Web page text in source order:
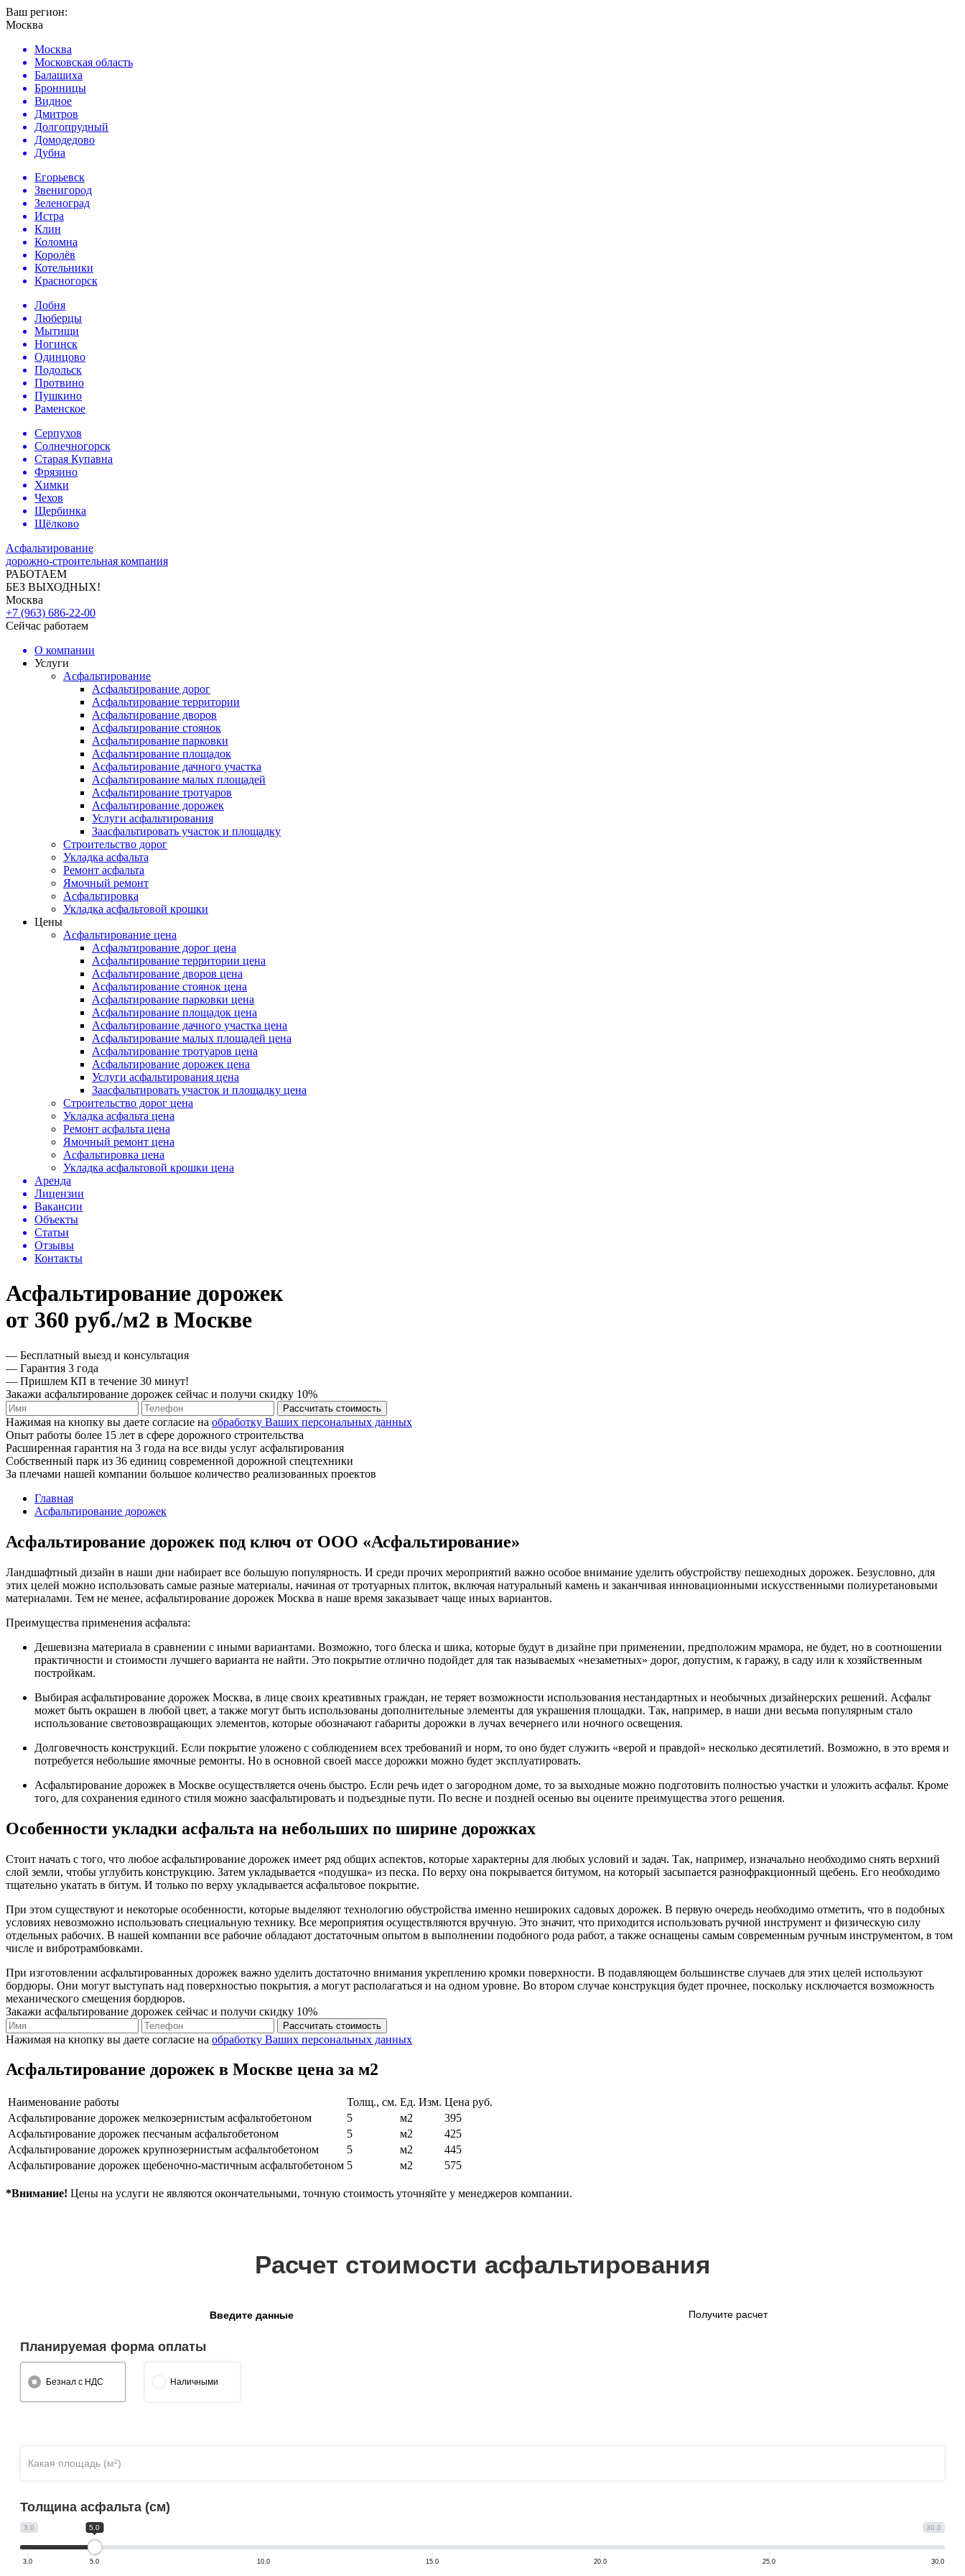
Ваш регион:
Москва
Москва
Московская область
Балашиха
Бронницы
Видное
Дмитров
Долгопрудный
Домодедово
Дубна
Егорьевск
Звенигород
Зеленоград
Истра
Клин
Коломна
Королёв
Котельники
Красногорск
Лобня
Люберцы
Мытищи
Ногинск
Одинцово
Подольск
Протвино
Пушкино
Раменское
Серпухов
Солнечногорск
Старая Купавна
Фрязино
Химки
Чехов
Щербинка
Щёлково
Асфальтирование
дорожно-строительная компания
РАБОТАЕМ
БЕЗ ВЫХОДНЫХ!
Москва
+7 (963) 686-22-00
Сейчас работаем
О компании
Услуги
Асфальтирование
Асфальтирование дорог
Асфальтирование территории
Асфальтирование дворов
Асфальтирование стоянок
Асфальтирование парковки
Асфальтирование площадок
Асфальтирование дачного участка
Асфальтирование малых площадей
Асфальтирование тротуаров
Асфальтирование дорожек
Услуги асфальтирования
Заасфальтировать участок и площадку
Строительство дорог
Укладка асфальта
Ремонт асфальта
Ямочный ремонт
Асфальтировка
Укладка асфальтовой крошки
Цены
Асфальтирование цена
Асфальтирование дорог цена
Асфальтирование территории цена
Асфальтирование дворов цена
Асфальтирование стоянок цена
Асфальтирование парковки цена
Асфальтирование площадок цена
Асфальтирование дачного участка цена
Асфальтирование малых площадей цена
Асфальтирование тротуаров цена
Асфальтирование дорожек цена
Услуги асфальтирования цена
Заасфальтировать участок и площадку цена
Строительство дорог цена
Укладка асфальта цена
Ремонт асфальта цена
Ямочный ремонт цена
Асфальтировка цена
Укладка асфальтовой крошки цена
Аренда
Лицензии
Вакансии
Объекты
Статьи
Отзывы
Контакты
Асфальтирование дорожек
от 360 руб./м2 в Москве
— Бесплатный выезд и консультация
— Гарантия 3 года
— Пришлем КП в течение 30 минут!
Закажи асфальтирование дорожек сейчас и получи скидку 10%
Рассчитать стоимость
Нажимая на кнопку вы даете согласие на обработку Ваших персональных данных
Опыт работы более 15 лет в сфере дорожного строительства
Расширенная гарантия на 3 года на все виды услуг асфальтирования
Собственный парк из 36 единиц современной дорожной спецтехники
За плечами нашей компании большое количество реализованных проектов
Главная
Асфальтирование дорожек
Асфальтирование дорожек под ключ от ООО «Асфальтирование»
Ландшафтный дизайн в наши дни набирает все большую популярность. И среди прочих мероприятий важно особое внимание уделить обустройству пешеходных дорожек. Безусловно, для
этих целей можно использовать самые разные материалы, начиная от тротуарных плиток, включая натуральный камень и заканчивая инновационными искусственными полиуретановыми
материалами. Тем не менее, асфальтирование дорожек Москва в наше время заказывает чаще иных вариантов.
Преимущества применения асфальта:
Дешевизна материала в сравнении с иными вариантами. Возможно, того блеска и шика, которые будут в дизайне при применении, предположим мрамора, не будет, но в соотношении
практичности и стоимости лучшего варианта не найти. Это покрытие отлично подойдет для так называемых «незаметных» дорог, допустим, к гаражу, в саду или к хозяйственным
постройкам.
Выбирая асфальтирование дорожек Москва, в лице своих креативных граждан, не теряет возможности использования нестандартных и необычных дизайнерских решений. Асфальт
может быть окрашен в любой цвет, а также могут быть использованы дополнительные элементы для украшения площадки. Так, например, в наши дни весьма популярным стало
использование световозвращающих элементов, которые обозначают габариты дорожки в лучах вечернего или ночного освещения.
Долговечность конструкций. Если покрытие уложено с соблюдением всех требований и норм, то оно будет служить «верой и правдой» несколько десятилетий. Возможно, в это время и
потребуется небольшие ямочные ремонты. Но в основной своей массе дорожки можно будет эксплуатировать.
Асфальтирование дорожек в Москве осуществляется очень быстро. Если речь идет о загородном доме, то за выходные можно подготовить полностью участки и уложить асфальт. Кроме
того, для сохранения единого стиля можно заасфальтировать и подъездные пути. По весне и поздней осенью вы оцените преимущества этого решения.
Особенности укладки асфальта на небольших по ширине дорожках
Стоит начать с того, что любое асфальтирование дорожек имеет ряд общих аспектов, которые характерны для любых условий и задач. Так, например, изначально необходимо снять верхний
слой земли, чтобы углубить конструкцию. Затем укладывается «подушка» из песка. По верху она покрывается битумом, на который засыпается разнофракционный щебень. Его необходимо
тщательно укатать в битум. И только по верху укладывается асфальтовое покрытие.
При этом существуют и некоторые особенности, которые выделяют технологию обустройства именно нешироких садовых дорожек. В первую очередь необходимо отметить, что в подобных
условиях невозможно использовать специальную технику. Все мероприятия осуществляются вручную. Это значит, что приходится использовать ручной инструмент и физическую силу
отдельных рабочих. В нашей компании все рабочие обладают достаточным опытом в выполнении подобного рода работ, а также оснащены самым современным ручным инструментом, в том
числе и вибротрамбовками.
При изготовлении асфальтированных дорожек важно уделить достаточно внимания укреплению кромки поверхности. В подавляющем большинстве случаев для этих целей используют
бордюры. Они могут выступать над поверхностью покрытия, а могут располагаться и на одном уровне. Во втором случае конструкция будет прочнее, поскольку исключается возможность
механического смещения бордюров.
Закажи асфальтирование дорожек сейчас и получи скидку 10%
Рассчитать стоимость
Нажимая на кнопку вы даете согласие на обработку Ваших персональных данных
Асфальтирование дорожек в Москве цена за м2
Наименование работы Толщ., см. Ед. Изм. Цена руб.
Асфальтирование дорожек мелкозернистым асфальтобетоном
5 м2
395
Асфальтирование дорожек песчаным асфальтобетоном
5 м2
425
Асфальтирование дорожек крупнозерниcтым асфальтобетоном
5 м2
445
Асфальтирование дорожек щебеночно-мастичным асфальтобетоном 5 м2 575
*Внимание! Цены на услуги не являются окончательными, точную стоимость уточняйте у менеджеров компании.